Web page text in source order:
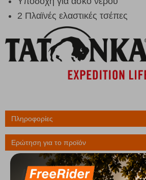
2 Πλαϊνές ελαστικές τσέπες
Πληροφορίες
Ερώτηση για το προϊόν